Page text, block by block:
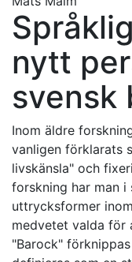
nytt
svensk
Inom äldre
vanligen förklarats
livskänsla" och
forskning har man
uttrycksformer
medvetet valda för
"Barock"